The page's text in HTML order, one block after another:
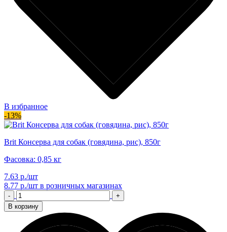
В избранное
-13%
Brit Консерва для собак (говядина, рис), 850г
Фасовка: 0,85 кг
7.63 р./шт
8.77 р./шт в розничных магазинах
-
+
В корзину